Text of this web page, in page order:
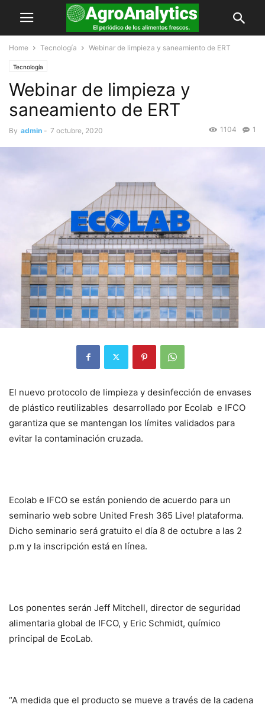
Home Tecnología Webinar de limpieza y saneamiento de ERT
Tecnología
Webinar de limpieza y
saneamiento de ERT
By admin - 7 octubre, 2020 1
1104
El nuevo protocolo de limpieza y desinfección de envases
de plástico reutilizables desarrollado por Ecolab e IFCO
garantiza que se mantengan los límites validados para
evitar la contaminación cruzada.
Ecolab e IFCO se están poniendo de acuerdo para un
seminario web sobre United Fresh 365 Live! plataforma.
Dicho seminario será gratuito el día 8 de octubre a las 2
p.m y la inscripción está en línea.
Los ponentes serán Jeff Mitchell, director de seguridad
alimentaria global de IFCO, y Eric Schmidt, químico
principal de EcoLab.
“A medida que el producto se mueve a través de la cadena